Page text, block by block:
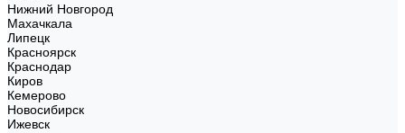
Нижний Новгород
Махачкала
Липецк
Красноярск
Краснодар
Киров
Кемерово
Новосибирск
Ижевск